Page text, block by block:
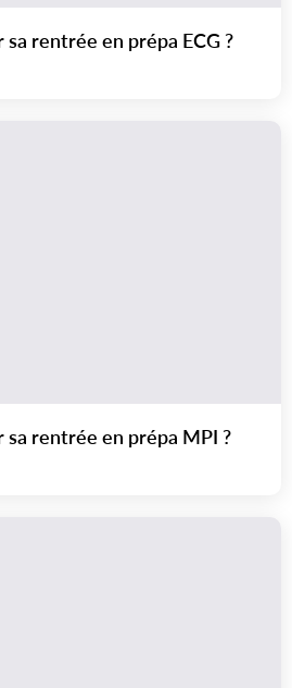
rentrée en prépa ECG ?
rentrée en prépa MPI ?